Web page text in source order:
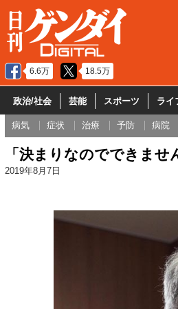
6.6万 18.5万
政治/社会 芸能 スポーツ ライ
病気 症状 治療 予防 病院
「決まりなのでできま
2019年8月7日